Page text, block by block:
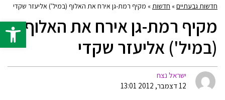
פתח
חדשות גבעתיים» חדשות » מקיף רמת-גן אירח את האלוף (במיל') אליעזר שקדי
מקיף רמת-גן אירח את האלוף
(במיל') אליעזר שקדי
ישראל נצח
12 דצמבר, 2012 13:01